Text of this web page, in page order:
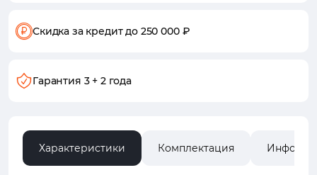
Скидка за кредитдо 250 000 ₽
Гарантия 3 + 2 года
Характеристики Комплектация